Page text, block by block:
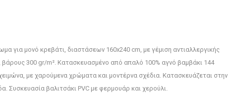
για μονό κρεβάτι, διαστάσεων 160x240 cm, με γέμιση αντιαλλεργικής
βάρους 300 gr/m². Κατασκευασμένο από απαλό 100% αγνό βαμβάκι 144
με χαρούμενα χρώματα και μοντέρνα σχέδια. Κατασκευάζεται στην
Συσκευασία βαλιτσάκι PVC με φερμουάρ και χερούλι.